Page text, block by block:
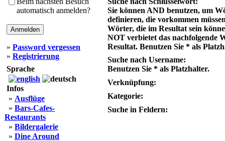
automatisch anmelden?
» Password vergessen
» Registrierung
Sprache
Infos
» Ausflüge
» Bars-Cafes-
Restaurants
» Bildergalerie
» Dine Around
Sie können AND benutzen, um
definieren, die vorkommen
Wörter, die im Resultat sein
NOT verbietet das nachfolgende
Resultat. Benutzen Sie * als
Suche nach Username:
Benutzen Sie * als Platzhalter.
Verknüpfung:
Kategorie:
Suche in Feldern: